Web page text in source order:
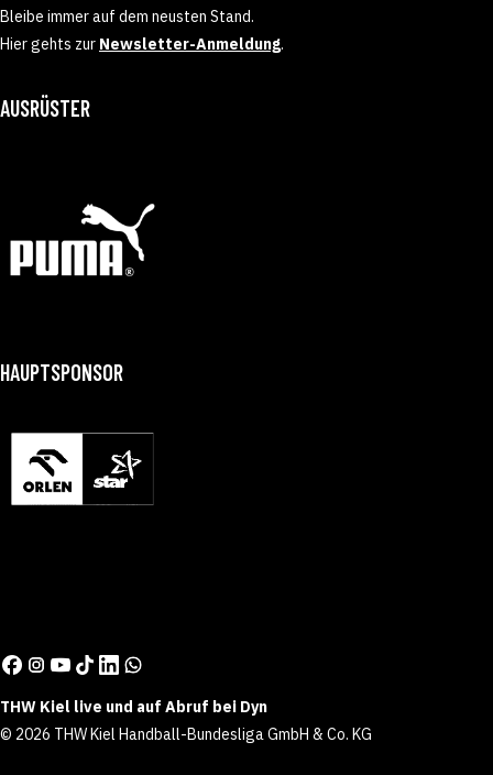
Bleibe immer auf dem neusten Stand.
Hier gehts zur Newsletter-Anmeldung.
AUSRÜSTER
HAUPTSPONSOR
THW Kiel live und auf Abruf bei Dyn
© 2026 THW Kiel Handball-Bundesliga GmbH & Co. KG